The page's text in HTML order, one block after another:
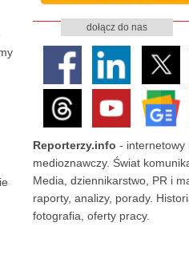
dołącz do nas
Reporterzy.info - internetowy
medioznawczy. Świat
Media, dziennikarstwo, PR i
raporty, analizy, porady.
fotografia, oferty pracy.